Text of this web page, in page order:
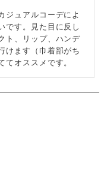
ジュアルコーデによ
です。見た目に反し
ト、リップ、ハンデ
けます（巾着部がち
オススメです。